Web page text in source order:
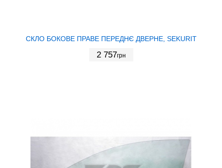
СКЛО БОКОВЕ ПРАВЕ ПЕРЕДНЄ ДВЕРНЕ, SEKURIT
2 757грн